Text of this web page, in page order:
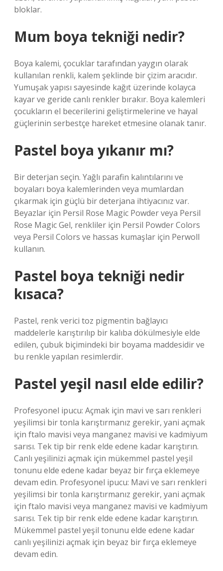
bloklar.
Mum boya tekniği nedir?
Boya kalemi, çocuklar tarafından yaygın olarak
kullanılan renkli, kalem şeklinde bir çizim aracıdır.
Yumuşak yapısı sayesinde kağıt üzerinde kolayca
kayar ve geride canlı renkler bırakır. Boya kalemleri
çocukların el becerilerini geliştirmelerine ve hayal
güçlerinin serbestçe hareket etmesine olanak tanır.
Pastel boya yıkanır mı?
Bir deterjan seçin. Yağlı parafin kalıntılarını ve
boyaları boya kalemlerinden veya mumlardan
çıkarmak için güçlü bir deterjana ihtiyacınız var.
Beyazlar için Persil Rose Magic Powder veya Persil
Rose Magic Gel, renkliler için Persil Powder Colors
veya Persil Colors ve hassas kumaşlar için Perwoll
kullanın.
Pastel boya tekniği nedir
kısaca?
Pastel, renk verici toz pigmentin bağlayıcı
maddelerle karıştırılıp bir kalıba dökülmesiyle elde
edilen, çubuk biçimindeki bir boyama maddesidir ve
bu renkle yapılan resimlerdir.
Pastel yeşil nasıl elde edilir?
Profesyonel ipucu: Açmak için mavi ve sarı renkleri
yeşilimsi bir tonla karıştırmanız gerekir, yani açmak
için ftalo mavisi veya manganez mavisi ve kadmiyum
sarısı. Tek tip bir renk elde edene kadar karıştırın.
Canlı yeşilinizi açmak için mükemmel pastel yeşil
tonunu elde edene kadar beyaz bir fırça eklemeye
devam edin. Profesyonel ipucu: Mavi ve sarı renkleri
yeşilimsi bir tonla karıştırmanız gerekir, yani açmak
için ftalo mavisi veya manganez mavisi ve kadmiyum
sarısı. Tek tip bir renk elde edene kadar karıştırın.
Mükemmel pastel yeşil tonunu elde edene kadar
canlı yeşilinizi açmak için beyaz bir fırça eklemeye
devam edin.